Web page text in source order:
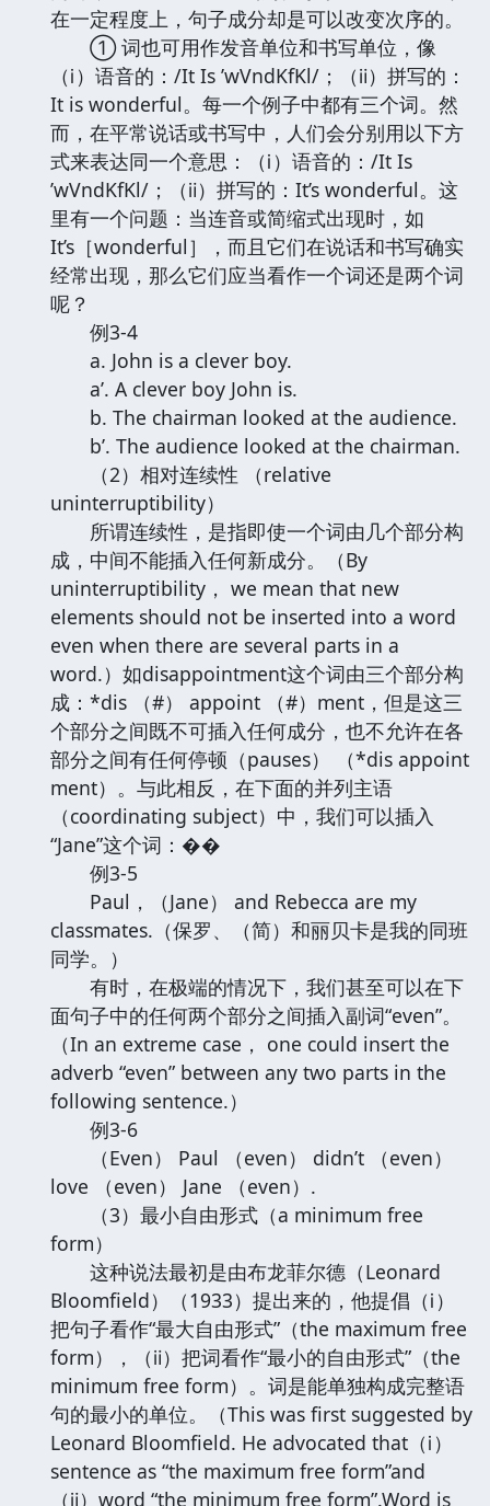
在一定程度上，句子成分却是可以改变次序的。
① 词也可用作发音单位和书写单位，像
（ⅰ）语音的：/It Is ’wVndKfKl/；（ⅱ）拼写的：
It is wonderful。每一个例子中都有三个词。然
而，在平常说话或书写中，人们会分别用以下方
式来表达同一个意思：（ⅰ）语音的：/It Is
’wVndKfKl/；（ⅱ）拼写的：It’s wonderful。这
里有一个问题：当连音或简缩式出现时，如
It’s［wonderful］，而且它们在说话和书写确实
经常出现，那么它们应当看作一个词还是两个词
呢？
例3-4
a. John is a clever boy.
a’. A clever boy John is.
b. The chairman looked at the audience.
b’. The audience looked at the chairman.
（2）相对连续性 （relative
uninterruptibility）
所谓连续性，是指即使一个词由几个部分构
成，中间不能插入任何新成分。（By
uninterruptibility， we mean that new
elements should not be inserted into a word
even when there are several parts in a
word.）如disappointment这个词由三个部分构
成：*dis （#） appoint （#）ment，但是这三
个部分之间既不可插入任何成分，也不允许在各
部分之间有任何停顿（pauses） （*dis appoint
ment）。与此相反，在下面的并列主语
（coordinating subject）中，我们可以插入
“Jane”这个词：��
例3-5
Paul，（Jane） and Rebecca are my
classmates.（保罗、（简）和丽贝卡是我的同班
同学。）
有时，在极端的情况下，我们甚至可以在下
面句子中的任何两个部分之间插入副词“even”。
（In an extreme case， one could insert the
adverb “even” between any two parts in the
following sentence.）
例3-6
（Even） Paul （even） didn’t （even）
love （even） Jane （even）.
（3）最小自由形式（a minimum free
form）
这种说法最初是由布龙菲尔德（Leonard
Bloomfield）（1933）提出来的，他提倡（ⅰ）
把句子看作“最大自由形式”（the maximum free
form），（ⅱ）把词看作“最小的自由形式”（the
minimum free form）。词是能单独构成完整语
句的最小的单位。（This was first suggested by
Leonard Bloomfield. He advocated that（ⅰ）
sentence as “the maximum free form”and
（ⅱ）word “the minimum free form”.Word is